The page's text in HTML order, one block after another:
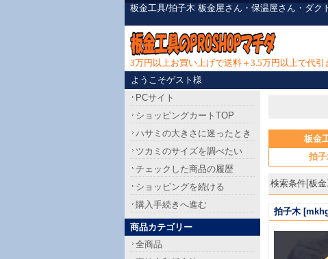
板金工具/拍子木 板金屋さん・保温屋さん・ダク
3万円以上お買い上げで送料＋3.5万円以上で代
ようこそゲスト様
板金
拍子
検索条件[板
拍子木
PCサイト
ショッピングカートTOP
ハサミの大きさに迷ったとき
ツカミのサイズを調べたい
チェックした商品の履歴
ショッピングを続ける
購入手続きへ進む
商品カテゴリー
全商品